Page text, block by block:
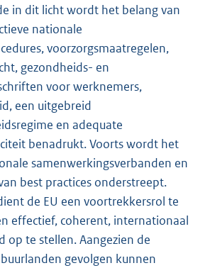
in dit licht wordt het belang van
nationale
voorzorgsmaatregelen,
gezondheids- en
voor werknemers,
een uitgebreid
en adequate
benadrukt. Voorts wordt het
samenwerkingsverbanden en
best practices onderstreept.
de EU een voortrekkersrol te
effectief, coherent, internationaal
op te stellen. Aangezien de
gevolgen kunnen